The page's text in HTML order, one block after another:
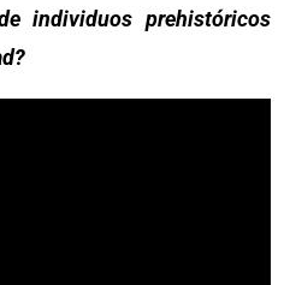
individuos prehistóricos